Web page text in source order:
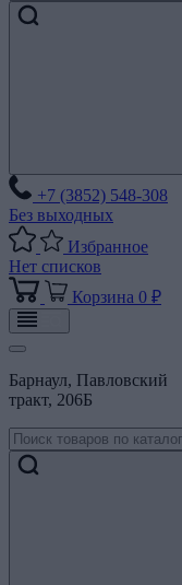
+7 (3852) 548-308
Без выходных
Избранное
Нет списков
Корзина 0 ₽
Барнаул, Павловский
тракт, 206Б